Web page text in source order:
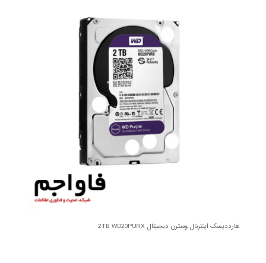
هارددیسک اینترنال وسترن دیجیتال 2TB WD20PURX